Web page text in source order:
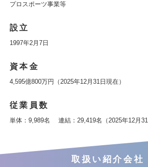
プロスポーツ事業等
設立
1997年2月7日
資本金
4,595億800万円（2025年12月31日現在）
従業員数
単体：9,989名 連結：29,419名（2025年12月31
取扱い紹介会社